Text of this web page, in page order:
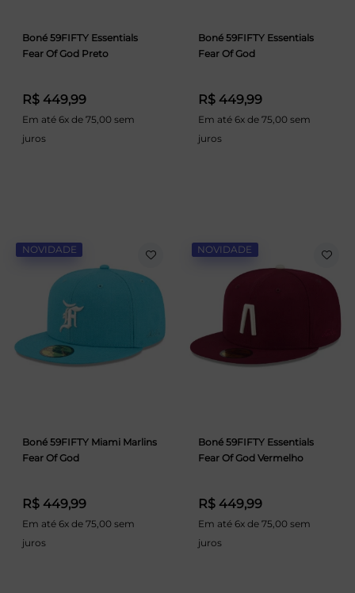
Boné 59FIFTY Essentials
Fear Of God Preto
R$ 449,99
Em até 6x de 75,00 sem
juros
Boné 59FIFTY Essentials
Fear Of God
R$ 449,99
Em até 6x de 75,00 sem
juros
NOVIDADE
Boné 59FIFTY Miami Marlins
Fear Of God
R$ 449,99
Em até 6x de 75,00 sem
juros
NOVIDADE
Boné 59FIFTY Essentials
Fear Of God Vermelho
R$ 449,99
Em até 6x de 75,00 sem
juros